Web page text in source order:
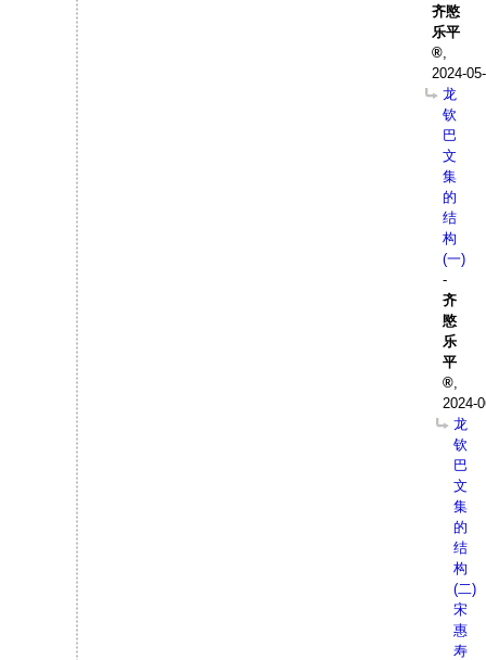
齐愍
乐平
2024-
龙
钦
巴
文
集
的
结
构
(一)
-
齐
愍
乐
平
2024-
龙
钦
巴
文
集
的
结
构
(二)
宋
惠
寿